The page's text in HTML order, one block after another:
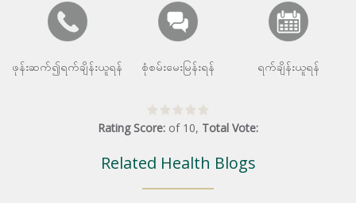
ဖုန်းဆက်၍ရက်ချိန်းယူရန် စုံစမ်းမေးမြန်းရန် ရက်ချိန်းယူရန်
Rating Score: of 10, Total Vote:
Related Health Blogs